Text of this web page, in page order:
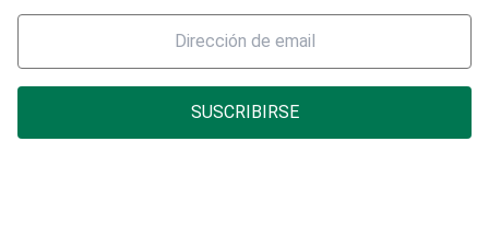
SUSCRIBIRSE